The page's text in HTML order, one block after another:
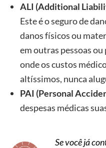
ALI (Additional
Este é o seguro de
danos físicos ou
em outras pessoas
onde os custos
altíssimos, nunca
PAI (Personal
despesas médicas
Se você já